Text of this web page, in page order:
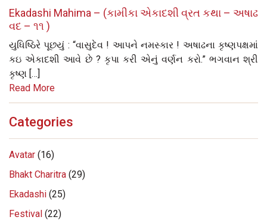
Ekadashi Mahima – (કામીકા એકાદશી વ્રત કથા – અષાઢ
વદ – ૧૧ )
યુધિષ્ઠિરે પૂછયું : “વાસુદેવ ! આપને નમસ્‍કાર ! અષાઢના કૃષ્‍ણપક્ષમાં
કઇ એકાદશી આવે છે ? કૃપા કરી એનું વર્ણન કરો.” ભગવાન શ્રી
કૃષ્‍ણ […]
Read More
Categories
Avatar (16)
Bhakt Charitra (29)
Ekadashi (25)
Festival (22)